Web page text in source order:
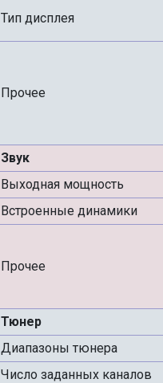
Тип дисплея
Прочее
Звук
Выходная мощность
Встроенные динамики
Прочее
Тюнер
Диапазоны тюнера
Число заданных каналов